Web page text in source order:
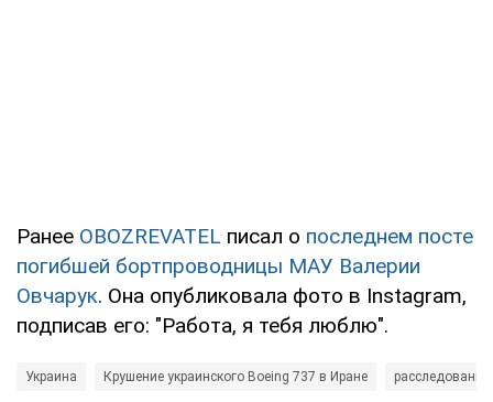
Ранее OBOZREVATEL писал о последнем посте
погибшей бортпроводницы МАУ Валерии
Овчарук. Она опубликовала фото в Instagram,
подписав его: "Работа, я тебя люблю".
Украина Крушение украинского Boeing 737 в Иране расследование